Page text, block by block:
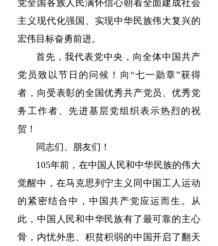
党全国各族人民满怀信心朝着全面建成社会
主义现代化强国、实现中华民族伟大复兴的
宏伟目标奋勇前进。
首先，我代表党中央，向全体中国共产
党员致以节日的问候！向 “七一勋章”获得
者，向受表彰的全国优秀共产党员、优秀党
务工作者、先进基层党组织表示热烈的祝
贺！
同志们、朋友们！
105年前，在中国人民和中华民族的伟大
觉醒中，在马克思列宁主义同中国工人运动
的紧密结合中，中国共产党应运而生。从
此，中国人民和中华民族有了最可靠的主心
骨，内忧外患、积贫积弱的中国开启了翻天